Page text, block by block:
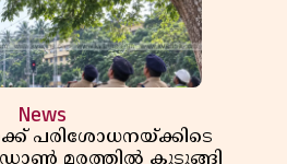
News
പരിശോധനയ്ക്കിടെ
ഡ്രോൺ മരത്തിൽ കുടുങ്ങി